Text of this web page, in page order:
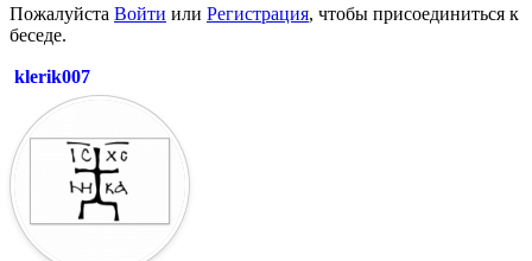
Пожалуйста Войти или Регистрация, чтобы присоединиться к
беседе.
klerik007